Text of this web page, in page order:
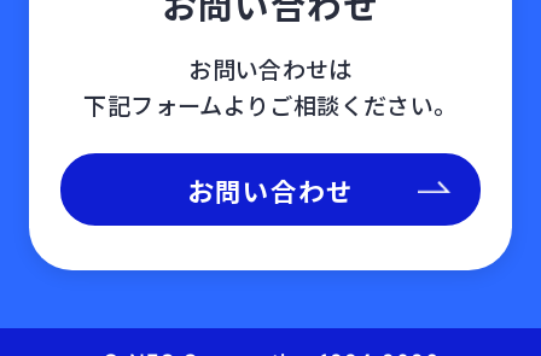
お問い合わせは
下記フォームよりご相談ください。
お問い合わせ